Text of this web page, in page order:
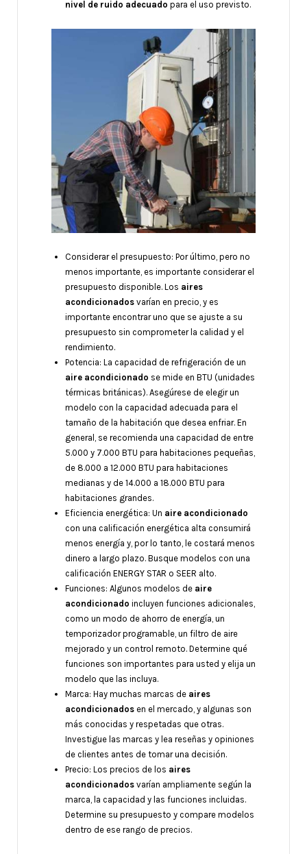
nivel de ruido adecuado para el uso previsto.
Considerar el presupuesto: Por último, pero no
menos importante, es importante considerar el
presupuesto disponible. Los aires
acondicionados varían en precio, y es
importante encontrar uno que se ajuste a su
presupuesto sin comprometer la calidad y el
rendimiento.
Potencia: La capacidad de refrigeración de un
aire acondicionado se mide en BTU (unidades
térmicas británicas). Asegúrese de elegir un
modelo con la capacidad adecuada para el
tamaño de la habitación que desea enfriar. En
general, se recomienda una capacidad de entre
5.000 y 7.000 BTU para habitaciones pequeñas,
de 8.000 a 12.000 BTU para habitaciones
medianas y de 14.000 a 18.000 BTU para
habitaciones grandes.
Eficiencia energética: Un aire acondicionado
con una calificación energética alta consumirá
menos energía y, por lo tanto, le costará menos
dinero a largo plazo. Busque modelos con una
calificación ENERGY STAR o SEER alto.
Funciones: Algunos modelos de aire
acondicionado incluyen funciones adicionales,
como un modo de ahorro de energía, un
temporizador programable, un filtro de aire
mejorado y un control remoto. Determine qué
funciones son importantes para usted y elija un
modelo que las incluya.
Marca: Hay muchas marcas de aires
acondicionados en el mercado, y algunas son
más conocidas y respetadas que otras.
Investigue las marcas y lea reseñas y opiniones
de clientes antes de tomar una decisión.
Precio: Los precios de los aires
acondicionados varían ampliamente según la
marca, la capacidad y las funciones incluidas.
Determine su presupuesto y compare modelos
dentro de ese rango de precios.